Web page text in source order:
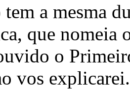
a mesma
que nomeia
o
vos explicarei.